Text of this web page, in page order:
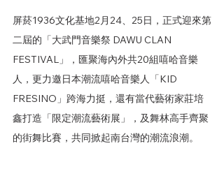
屏菸1936文化基地2月24、25日，正式迎來第
二屆的「大武門音樂祭 DAWU CLAN
FESTIVAL」，匯聚海內外共20組嘻哈音樂
人，更力邀日本潮流嘻哈音樂人「KID
FRESINO」跨海力挺，還有當代藝術家莊培
鑫打造「限定潮流藝術展」，及舞林高手齊聚
的街舞比賽，共同掀起南台灣的潮流浪潮。